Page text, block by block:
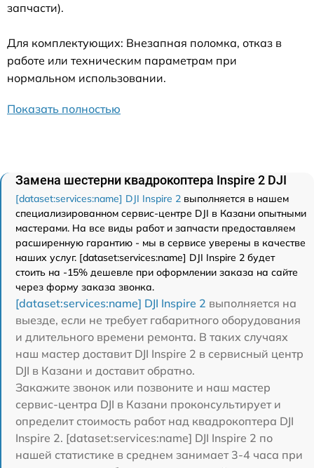
запчасти).
Для комплектующих: Внезапная поломка, отказ в
работе или техническим параметрам при
нормальном использовании.
Показать полностью
Замена шестерни квадрокоптера Inspire 2 DJI
[dataset:services:name] DJI Inspire 2 выполняется в нашем
специализированном сервис-центре DJI в Казани опытными
мастерами. На все виды работ и запчасти предоставляем
расширенную гарантию - мы в сервисе уверены в качестве
наших услуг. [dataset:services:name] DJI Inspire 2 будет
стоить на -15% дешевле при оформлении заказа на сайте
через форму заказа звонка.
[dataset:services:name] DJI Inspire 2 выполняется на
выезде, если не требует габаритного оборудования
и длительного времени ремонта. В таких случаях
наш мастер доставит DJI Inspire 2 в сервисный центр
DJI в Казани и доставит обратно.
Закажите звонок или позвоните и наш мастер
сервис-центра DJI в Казани проконсультирует и
определит стоимость работ над квадрокоптера DJI
Inspire 2. [dataset:services:name] DJI Inspire 2 по
нашей статистике в среднем занимает 3-4 часа при